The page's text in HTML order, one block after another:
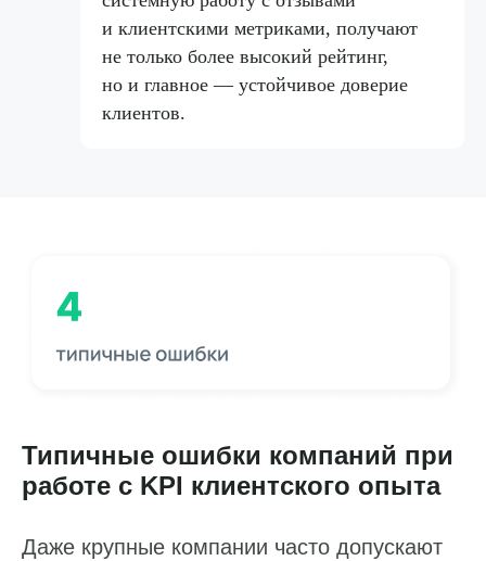
и клиентскими метриками, получают
не только более высокий рейтинг,
но и главное — устойчивое доверие
клиентов.
Типичные ошибки компаний при
работе с KPI клиентского опыта
Даже крупные компании часто допускают
Оставьте заявку,
и мы свяжемся с вами
Пн — пт: 10:00–19:00
Телефон*
в соответствии с Политикой конфиденциальности